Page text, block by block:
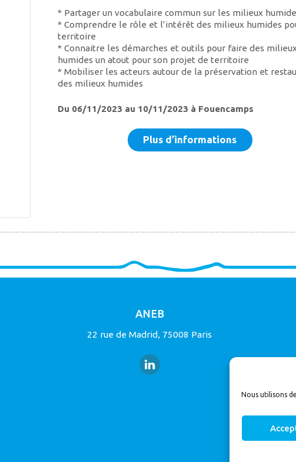
Nous utilisons
* Partager un vocabulaire commun sur les milieux
* Comprendre le rôle et l’intérêt des milieux humides
territoire
* Connaitre les démarches et outils pour faire des
humides un atout pour son projet de territoire
* Mobiliser les acteurs autour de la préservation et
des milieux humides
Du 06/11/2023 au 10/11/2023 à Fouencamps
Plus d’informations
ANEB
22 rue de Madrid, 75008 Paris